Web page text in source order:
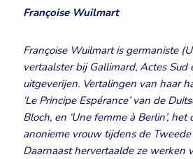
Françoise Wuilmart
Françoise Wuilmart is germaniste
vertaalster bij Gallimard, Actes Sud
uitgeverijen. Vertalingen van haar
‘Le Principe Espérance’ van de
Bloch, en ‘Une femme à Berlin’,
anonieme vrouw tijdens de
Daarnaast hervertaalde ze werken